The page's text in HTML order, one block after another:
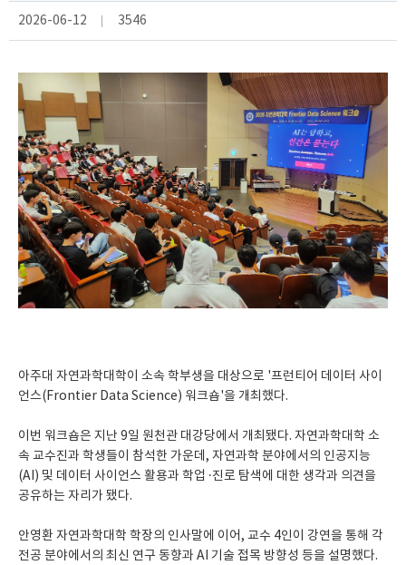
2026-06-12 3546
아주대 자연과학대학이 소속 학부생을 대상으로 '프런티어 데이터 사이
언스(Frontier Data Science) 워크숍'을 개최했다.
이번 워크숍은 지난 9일 원천관 대강당에서 개최됐다. 자연과학대학 소
속 교수진과 학생들이 참석한 가운데, 자연과학 분야에서의 인공지능
(AI) 및 데이터 사이언스 활용과 학업 ·진로 탐색에 대한 생각과 의견을
공유하는 자리가 됐다.
안영환 자연과학대학 학장의 인사말에 이어, 교수 4인이 강연을 통해 각
전공 분야에서의 최신 연구 동향과 AI 기술 접목 방향성 등을 설명했다.